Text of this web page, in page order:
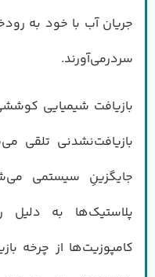
جریان آب با خود به
سردرمی‌آورند.
بازیافت شیمیایی
بازیافت‌نشدنی تلقی
جایگزینِ سیستمی
پلاستیک‌ها به
کامپوزیت‌ها از چرخه